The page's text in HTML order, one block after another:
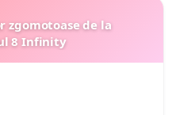
zgomotoase de la
8 Infinity